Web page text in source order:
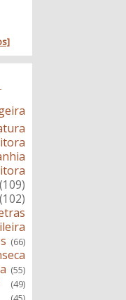
(109)
(102)
(66)
(55)
(49)